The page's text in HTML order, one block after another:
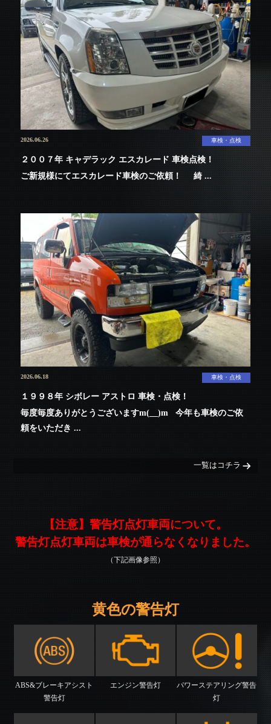
車検・点検
2026.06.26
２００７年 キャデラック エスカレード 車検点検！
ご新規様にてエスカレード車検のご依頼！ 綺 ...
車検・点検
2026.06.18
１９９８年 シボレー アストロ 車検・点検！
毎度毎度ありがとうございますm(__)m 今年も車検のご依
頼をいただき ...
一覧はコチラ
【注意】警告灯点灯車両について。
警告灯点灯車両は車検が通らなくなりました。
（下記画像参照）
黄色の警告灯
ABS&ブレーキアシスト
警告灯
エンジン警告灯
パワーステアリング警告
灯